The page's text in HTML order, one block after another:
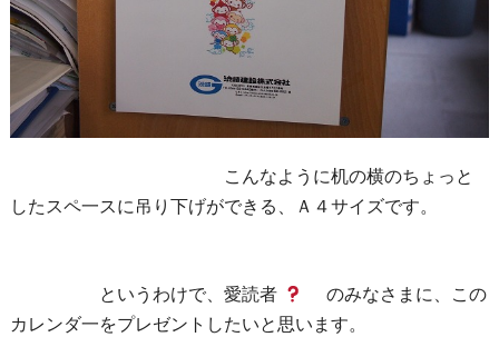
こんなように机の横のちょっと
したスペ一スに吊り下げができる、Ａ４サイズです。
というわけで、愛読者
のみなさまに、この
カレンダ一をプレゼントしたいと思います。